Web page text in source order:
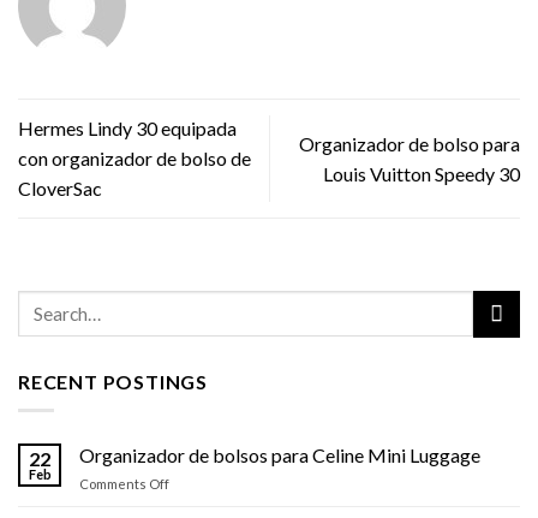
Hermes Lindy 30 equipada
con organizador de bolso de
CloverSac
Organizador de bolso para
Louis Vuitton Speedy 30
RECENT POSTINGS
22
Feb
Organizador de bolsos para Celine Mini Luggage
Comments Offon